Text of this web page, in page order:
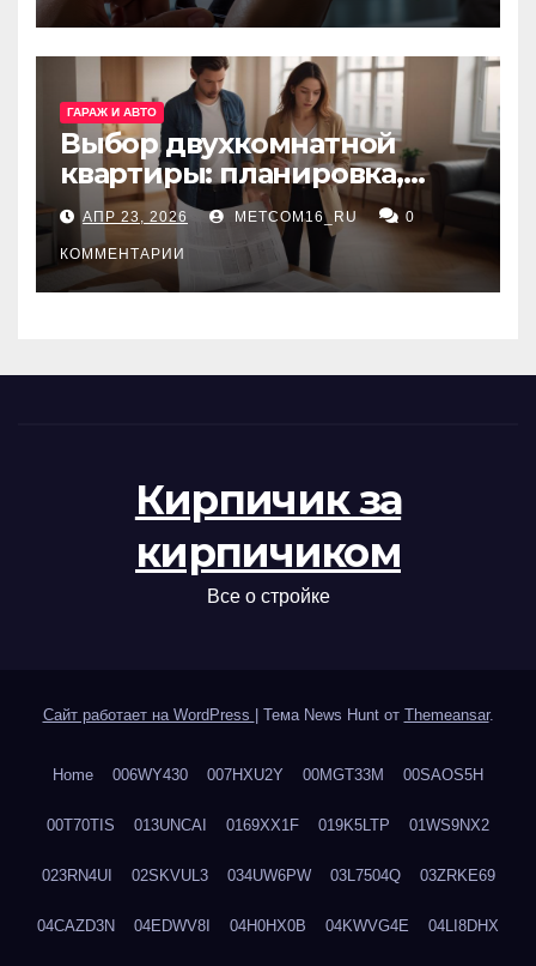
ГАРАЖ И АВТО
Выбор двухкомнатной
квартиры: планировка,
состояние жилья и
проверка документов
АПР 23, 2026 METCOM16_RU 0
КОММЕНТАРИИ
Кирпичик за
кирпичиком
Все о стройке
Сайт работает на WordPress Тема News Hunt от Themeansar.
Home 006WY430 007HXU2Y 00MGT33M 00SAOS5H
00T70TIS 013UNCAI 0169XX1F 019K5LTP 01WS9NX2
023RN4UI 02SKVUL3 034UW6PW 03L7504Q 03ZRKE69
04CAZD3N 04EDWV8I 04H0HX0B 04KWVG4E 04LI8DHX